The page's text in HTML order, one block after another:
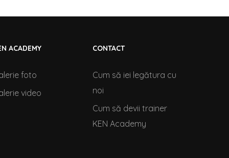
ACADEMY
foto
video
CONTACT
Cum să iei legătura cu
noi
Cum să devii trainer
KEN Academy